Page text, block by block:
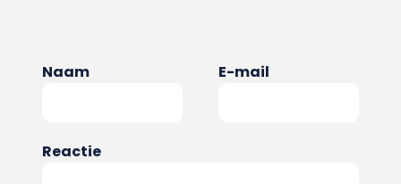
Naam E-mail
Reactie